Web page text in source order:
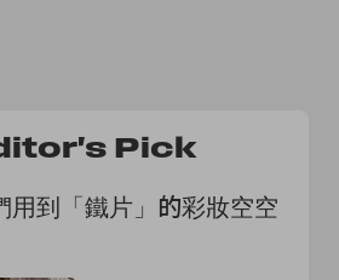
Pick
用到「鐵片」的彩妝空空